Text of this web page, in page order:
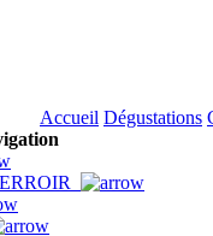
Accueil Dégustations